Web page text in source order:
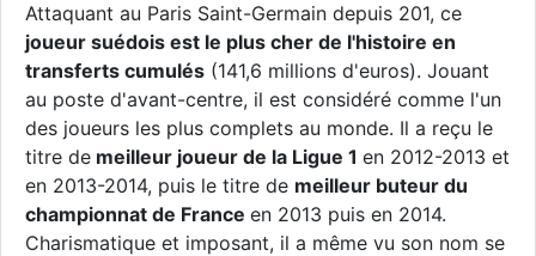
Attaquant au Paris Saint-Germain depuis 201, ce
joueur suédois est le plus cher de l'histoire en
transferts cumulés (141,6 millions d'euros). Jouant
au poste d'avant-centre, il est considéré comme l'un
des joueurs les plus complets au monde. Il a reçu le
titre de meilleur joueur de la Ligue 1 en 2012-2013 et
en 2013-2014, puis le titre de meilleur buteur du
championnat de France en 2013 puis en 2014.
Charismatique et imposant, il a même vu son nom se